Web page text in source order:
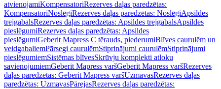
atvienojamiKompensatoriRezerves daļas paredzētas:
KompensatoriNoslēgiRezerves daļas paredzētas: NoslēgiApsildes
trejgabalsRezerves daļas paredzētas: Apsildes trejgabalsApsildes
pieslēgumiRezerves daļas paredzētas: Apsildes
pieslēgumiGeberit Mapress C tērauds, piederumiBlīves caurulēm un
veidgabaliemPārsegi caurulēmStiprinājumi caurulēmStiprinājumi
pieslēgumiemSistēmas blīvesSkrūvju komplekti atloku
savienojumiemGeberit Mapress varšGeberit Mapress varšRezerves
daļas paredzētas: Geberit Mapress varšUzmavasRezerves daļas
paredzētas: UzmavasPārejasRezerves daļas paredzētas: